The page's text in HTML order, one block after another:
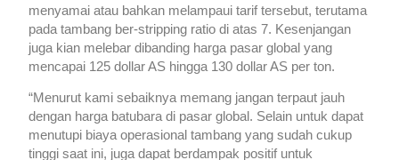
menyamai atau bahkan melampaui tarif tersebut, terutama
pada tambang ber-stripping ratio di atas 7. Kesenjangan
juga kian melebar dibanding harga pasar global yang
mencapai 125 dollar AS hingga 130 dollar AS per ton.
“Menurut kami sebaiknya memang jangan terpaut jauh
dengan harga batubara di pasar global. Selain untuk dapat
menutupi biaya operasional tambang yang sudah cukup
tinggi saat ini, juga dapat berdampak positif untuk